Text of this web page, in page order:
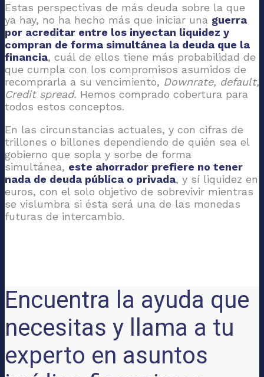
Estas perspectivas de más deuda sobre la que
ya hay, no ha hecho más que iniciar una guerra
por acreditar entre los inyectan liquidez y
compran de forma simultánea la deuda que la
financia, cuál de ellos tiene más probabilidad de
que cumpla con los compromisos asumidos de
recomprarla a su vencimiento, Downrate, default,
Credit spread. Hemos comprado cobertura para
todos estos conceptos.
En las circunstancias actuales, y con cifras de
trillones o billones dependiendo de quién sea el
gobierno que sopla y sorbe de forma
simultánea, este ahorrador prefiere no tener
nada de deuda pública o privada, y sí liquidez en
euros, con el solo objetivo de sobrevivir mientras
se vislumbra si ésta será una de las monedas
futuras de intercambio.
Encuentra la ayuda que
necesitas y llama a tu
experto en asuntos